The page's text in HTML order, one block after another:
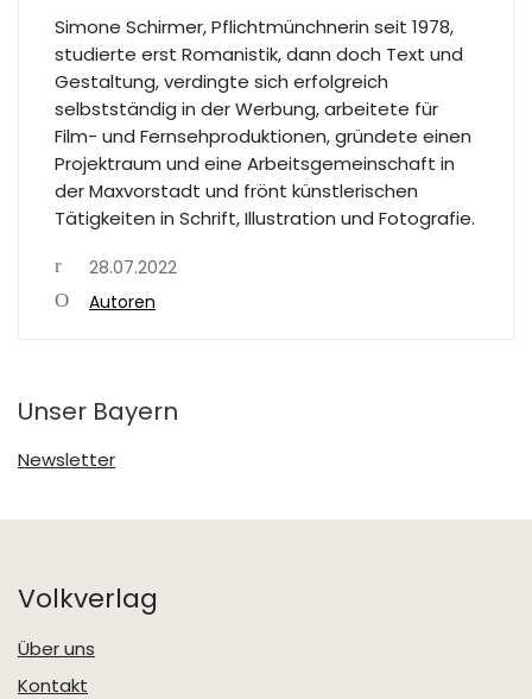
Simone Schirmer, Pflichtmünchnerin seit 1978,
studierte erst Romanistik, dann doch Text und
Gestaltung, verdingte sich erfolgreich
selbstständig in der Werbung, arbeitete für
Film- und Fernsehproduktionen, gründete einen
Projektraum und eine Arbeitsgemeinschaft in
der Maxvorstadt und frönt künstlerischen
Tätigkeiten in Schrift, Illustration und Fotografie.
28.07.2022
Autoren
Unser Bayern
Newsletter
Volkverlag
Über uns
Kontakt